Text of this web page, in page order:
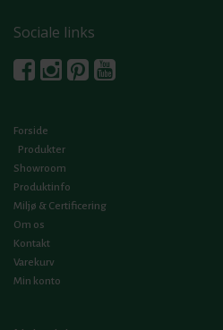
Sociale links
Forside
Produkter
Showroom
Produktinfo
Miljø & Certificering
Om os
Kontakt
Varekurv
Min konto